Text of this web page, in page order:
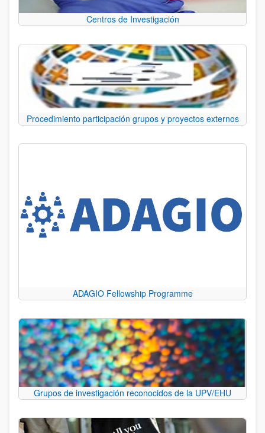
Centros de Investigación
Procedimiento participación grupos y proyectos externos
ADAGIO Fellowship Programme
Grupos de investigación reconocidos de la UPV/EHU